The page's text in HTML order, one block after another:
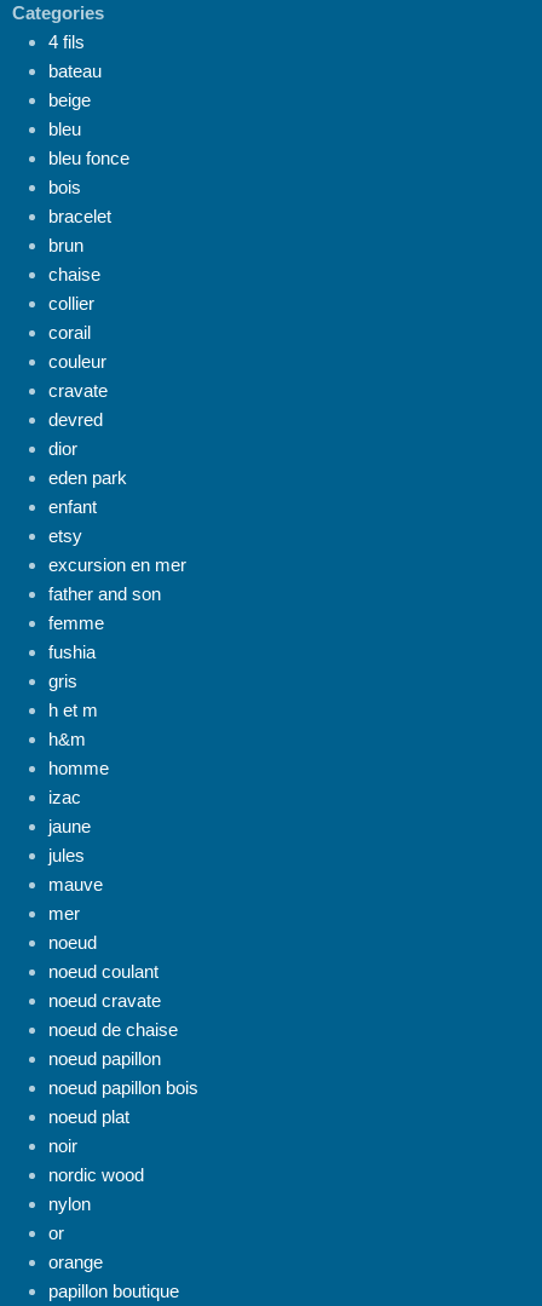
Categories
4 fils
bateau
beige
bleu
bleu fonce
bois
bracelet
brun
chaise
collier
corail
couleur
cravate
devred
dior
eden park
enfant
etsy
excursion en mer
father and son
femme
fushia
gris
h et m
h&m
homme
izac
jaune
jules
mauve
mer
noeud
noeud coulant
noeud cravate
noeud de chaise
noeud papillon
noeud papillon bois
noeud plat
noir
nordic wood
nylon
or
orange
papillon boutique